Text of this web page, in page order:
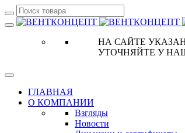
НА САЙТЕ
УТОЧНЯЙТЕ У
ГЛАВНАЯ
О КОМПАНИИ
Взгляды
Новости